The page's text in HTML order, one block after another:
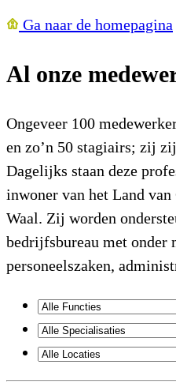
Ga naar de homepagina
Al onze
Ongeveer 100
en zo’n 50 stagiairs; zij
Dagelijks staan deze
inwoner van het Land
Waal. Zij worden
bedrijfsbureau met onder
personeelszaken,
Functies
Specialisaties
Locaties